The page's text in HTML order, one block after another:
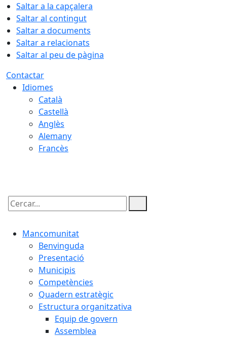
Saltar a la capçalera
Saltar al contingut
Saltar a documents
Saltar a relacionats
Saltar al peu de pàgina
Contactar
Idiomes
Català
Castellà
Anglès
Alemany
Francès
Cercar:
Mancomunitat
Benvinguda
Presentació
Municipis
Competències
Quadern estratègic
Estructura organitzativa
Equip de govern
Assemblea